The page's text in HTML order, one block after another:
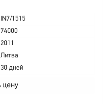
IN7/1515
74000
2011
Литва
30 дней
цену